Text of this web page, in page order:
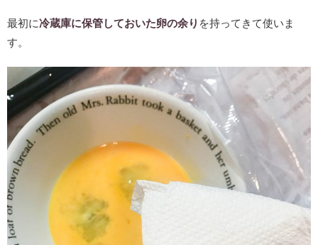
最初に冷蔵庫に保管しておいた卵の余り を持ってきて使いま
す。